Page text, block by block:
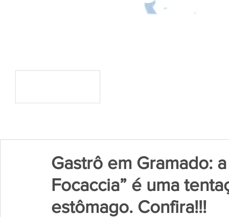
Gastrô em Gramado:
Focaccia” é uma
estômago. Confira!!!